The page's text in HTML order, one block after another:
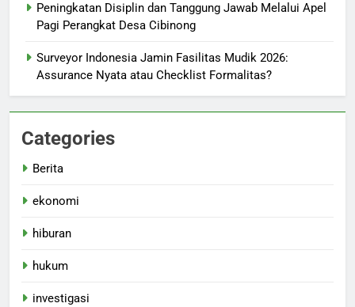
Peningkatan Disiplin dan Tanggung Jawab Melalui Apel
Pagi Perangkat Desa Cibinong
Surveyor Indonesia Jamin Fasilitas Mudik 2026:
Assurance Nyata atau Checklist Formalitas?
Categories
Berita
ekonomi
hiburan
hukum
investigasi